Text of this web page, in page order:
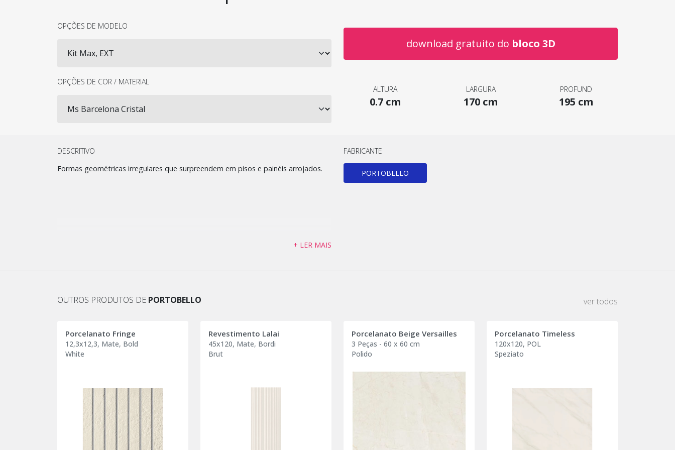
OPÇÕES DE MODELO
OPÇÕES DE COR / MATERIAL
download gratuito do bloco 3D
ALTURA
0.7 cm
LARGURA
170 cm
PROFUND
195 cm
DESCRITIVO
Formas geométricas irregulares que surpreendem em pisos e painéis arrojados.
+ LER MAIS
FABRICANTE
PORTOBELLO
OUTROS PRODUTOS DE PORTOBELLO ver todos
Porcelanato Fringe
12,3x12,3, Mate, Bold
White
Revestimento Lalai
45x120, Mate, Bordi
Brut
Porcelanato Beige Versailles
3 Peças - 60 x 60 cm
Polido
Porcelanato Timeless
120x120, POL
Speziato